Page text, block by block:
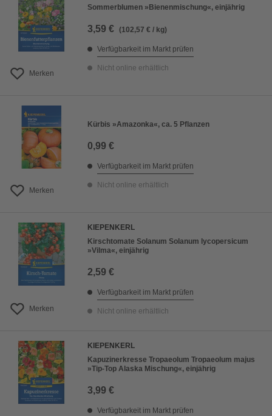
Merken
Sommerblumen »Bienenmischung«, einjährig
3,59 € (102,57 € / kg)
Verfügbarkeit im Markt prüfen
Nicht online erhältlich
Merken
Kürbis »Amazonka«, ca. 5 Pflanzen
0,99 €
Verfügbarkeit im Markt prüfen
Nicht online erhältlich
Merken
KIEPENKERL
Kirschtomate Solanum Solanum lycopersicum
»Vilma«, einjährig
2,59 €
Verfügbarkeit im Markt prüfen
Nicht online erhältlich
KIEPENKERL
Kapuzinerkresse Tropaeolum Tropaeolum majus
»Tip-Top Alaska Mischung«, einjährig
3,99 €
Verfügbarkeit im Markt prüfen